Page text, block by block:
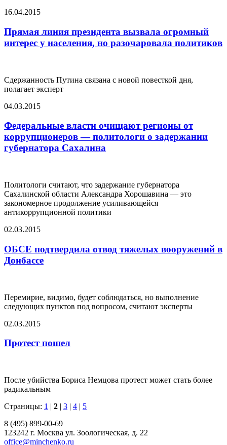
16.04.2015
Прямая линия президента вызвала огромный
интерес у населения, но разочаровала политиков
Сдержанность Путина связана с новой повесткой дня,
полагает эксперт
04.03.2015
Федеральные власти очищают регионы от
коррупционеров — политологи о задержании
губернатора Сахалина
Политологи считают, что задержание губернатора
Сахалинской области Александра Хорошавина — это
закономерное продолжение усиливающейся
антикоррупционной политики
02.03.2015
ОБСЕ подтвердила отвод тяжелых вооружений в
Донбассе
Перемирие, видимо, будет соблюдаться, но выполнение
следующих пунктов под вопросом, считают эксперты
02.03.2015
Протест пошел
После убийства Бориса Немцова протест может стать более
радикальным
Страницы: 1 | 2 | 3 | 4 | 5
8 (495) 899-00-69
123242 г. Москва ул. Зоологическая, д. 22
office@minchenko.ru